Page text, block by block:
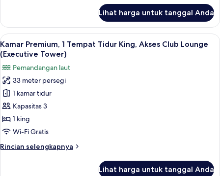
Suite,
kamar
tidur
(Panoramic
View,
Bay
Tower)
Lihat harga untuk tanggal Anda
Lihat
semua
foto
untuk
Kamar
Premium,
1
Tempat
Tidur
Akses
Kamar Premium, 1 Tempat Tidur
5
Kamar Premium, 1 Tempat Tidur King, Akses Club Lounge
(Executive Tower)
Pemandangan laut
33 meter persegi
1 kamar tidur
Kapasitas 3
1 king
Wi-Fi Gratis
Rincian selengkapnya
Rincian
Lihat harga untuk tanggal Anda